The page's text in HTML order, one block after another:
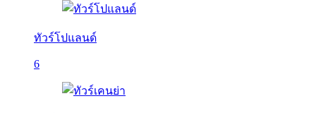
ทัวร์โปแลนด์
6